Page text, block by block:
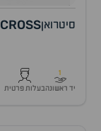
סיטרואןCROSS
1
יד ראשונהבעלות פרטית